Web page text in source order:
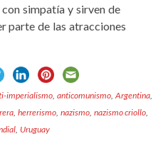
simpatía y sirven de
parte de las atracciones
imperialismo, anticomunismo,Argentina,
,herrerismo, nazismo, nazismo criollo,
, Uruguay